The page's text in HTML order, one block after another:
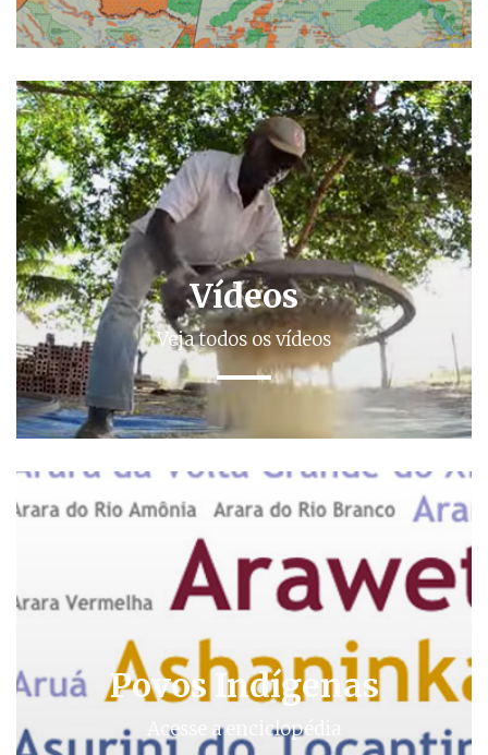
Vídeos
Veja todos os vídeos
Povos Indígenas
Acesse a enciclopédia